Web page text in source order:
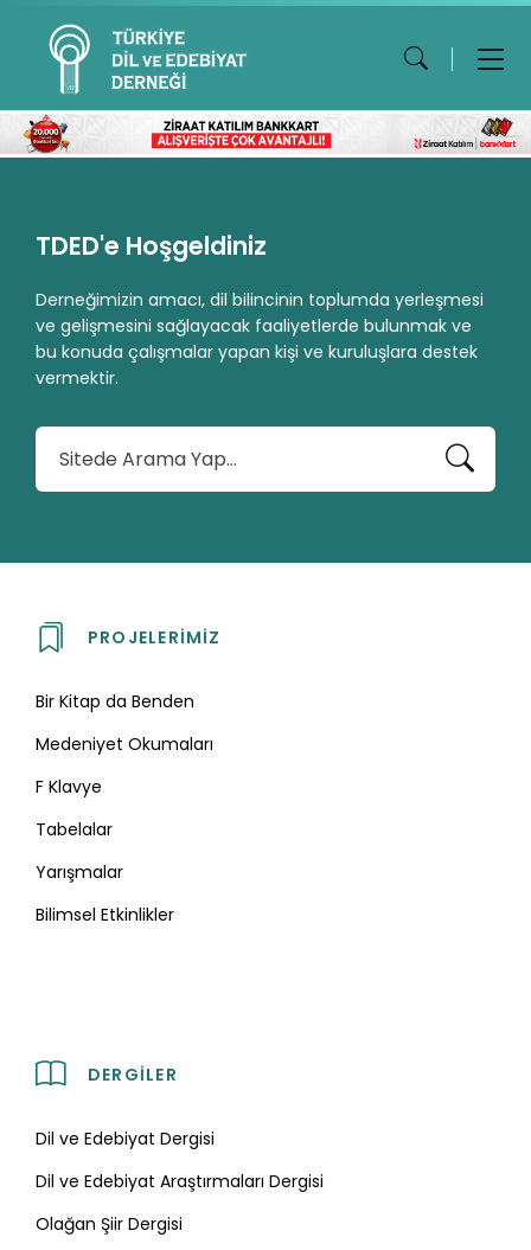
TDED'e Hoşgeldiniz
Derneğimizin amacı, dil bilincinin toplumda yerleşmesi
ve gelişmesini sağlayacak faaliyetlerde bulunmak ve
bu konuda çalışmalar yapan kişi ve kuruluşlara destek
vermektir.
A
PROJELERIMIZ
Bir Kitap da Benden
Medeniyet Okumaları
F Klavye
Tabelalar
Yarışmalar
Bilimsel Etkinlikler
DERGILER
Dil ve Edebiyat Dergisi
Dil ve Edebiyat Araştırmaları Dergisi
Olağan Şiir Dergisi